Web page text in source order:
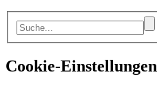
Cookie-Einstellungen